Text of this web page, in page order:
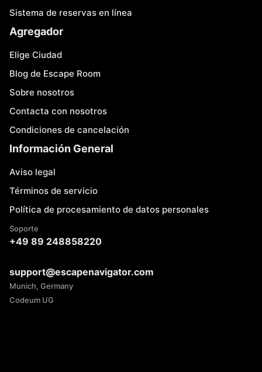
Sistema de reservas en línea
Agregador
Elige Ciudad
Blog de Escape Room
Sobre nosotros
Contacta con nosotros
Condiciones de cancelación
Información General
Aviso legal
Términos de servicio
Política de procesamiento de datos personales
Soporte
+49 89 248858220
support@escapenavigator.com
Munich, Germany
Codeum UG